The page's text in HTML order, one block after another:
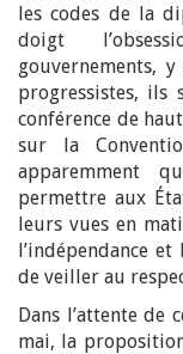
les codes de la
doigt
gouvernements,
progressistes, ils
conférence de
sur la
apparemment
permettre aux
leurs vues en
l’indépendance
de veiller au
Dans l’attente de
mai, la